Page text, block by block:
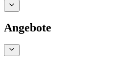
Angebote